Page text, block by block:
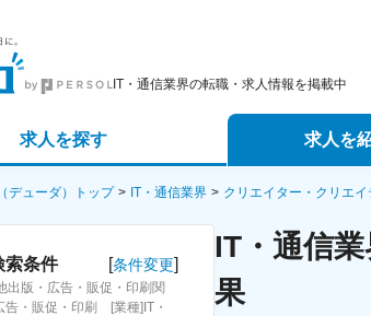
IT・通信業界の転職・求人情報を掲載中
求人を探す
探す
探す
求人を
エージェントサ
スカウトサービス
デューダ）トップ IT・通信業界 クリエイター・クリエ
索条件 [条件変更]
出版・広告・販促・印刷関
告・販促・印刷 [業種]IT・
IT・通信
果